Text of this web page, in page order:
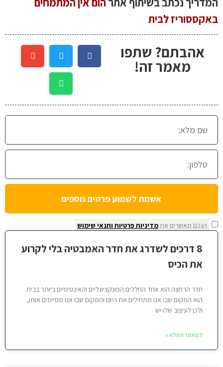
באקססוריז לבית
אהבתם? שתפו
מאמר זה!
הנכם מאשרים אתמדיניות פרטיותותנאי שימוש
אשמח לשמוע פרטים נוספים
8 דרכים לשדרג את חדר האמבטיה בלי לקרוע
את הכיס
חדר הרחצה הוא אחד החללים הפונקציונליים והאינטימיים ביותר בבית.
הוא המקום שבו אנו מתחילים את היום והמקום שבו אנו מסיימים אותו,
ולכן לעיצוב שלו יש
למאמר המלא »